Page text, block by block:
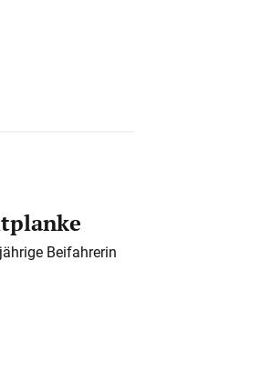
Beifahrerin